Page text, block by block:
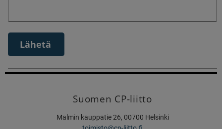
Lähetä
Suomen CP-liitto
Malmin kauppatie 26, 00700 Helsinki